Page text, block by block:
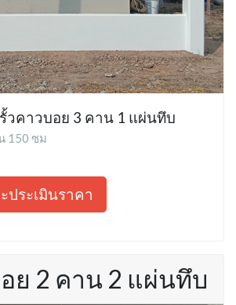
วคาวบอย 3 คาน 1 แผ่นทึบ
150 ซม
ประเมินราคา
ย 2 คาน 2 แผ่นทึบ